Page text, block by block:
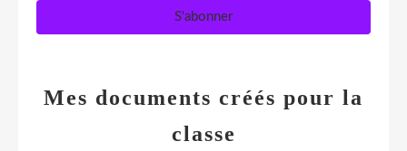
Mes documents créés pour la
classe